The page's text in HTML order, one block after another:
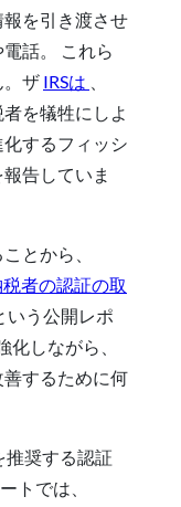
を引き渡させ
話。 これら
。ザ IRSは
を犠牲にしよ
するフィッシ
報告していま
とから、
者の認証の取
いう公開レポ
化しながら、
するために何
推奨する認証
トでは、